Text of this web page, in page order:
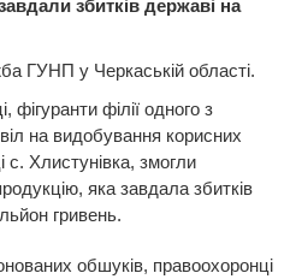
збитків державі на
ГУНП у Черкаській області.
фігуранти філії одного з
на видобування корисних
с. Хлистунівка, змогли
яка завдала збитків
гривень.
обшуків, правоохоронці